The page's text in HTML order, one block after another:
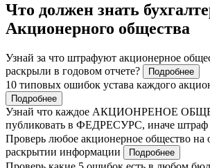
Что должен знать
Акционерного общества
Узнай за что штрафуют акционерное
раскрыли в годовом отчете?
Подробнее
10 типовых ошибок устава каждого
Подробнее
Узнай что каждое АКЦИОНРЕНОЕ
публиковать в ФЕДРЕСУРС, иначе штраф
Проверь любое акционерное общество на
раскрытии информации
Подробнее